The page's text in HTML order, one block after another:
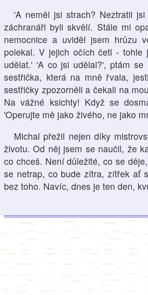
'A neměl jsi strach? Neztratil
záchranáři byli skvělí. Stále mi
nemocnice a uviděl jsem hrůzu
polekal. V jejich očích četl -
udělat.' 'A co jsi udělal?', ptám
sestřička, která na mně řvala,
sestřičky zpozorněli a čekali na
Na vážné ksichty! Když se
'Operujte mě jako živého, ne jako
Michal přežil nejen díky
životu. Od něj jsem se naučil, že
co chceš. Není důležité, co se
se netrap, co bude zítra, zítřek ať
bez toho. Navíc, dnes je ten den,